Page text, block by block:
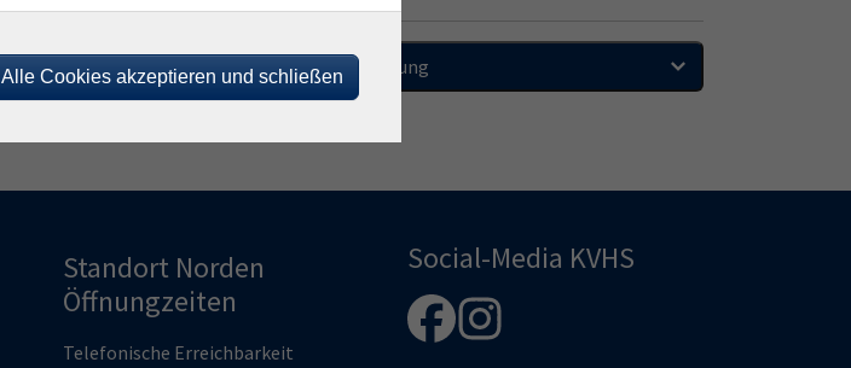
Sortierung
Standort Norden
Öffnungzeiten
Telefonische Erreichbarkeit
Social-Media KVHS
Alle Cookies akzeptieren und schließen